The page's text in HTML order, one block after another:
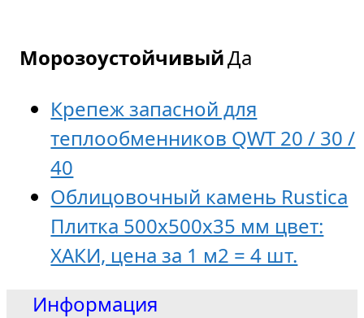
МорозоустойчивыйДа
Крепеж запасной для
теплообменников QWT 20 / 30 /
40
Облицовочный камень Rustica
Плитка 500x500x35 мм цвет:
ХАКИ, цена за 1 м2 = 4 шт.
Информация